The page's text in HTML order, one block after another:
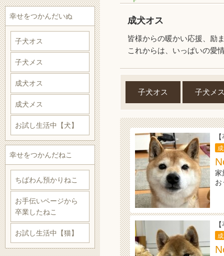
成犬オス
皆様からの暖かい応援、励
これからは、いっぱいの愛
子犬オス 子犬メ
家
お
幸せをつかんだいぬ
子犬オス
子犬メス
成犬オス
成犬メス
お試し生活中【犬】
幸せをつかんだねこ
ちばわん預かりねこ
お手伝いページから
卒業したねこ
お試し生活中【猫】